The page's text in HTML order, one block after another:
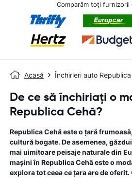
Comparăm toți furnizorii
Acasă Închirieri auto Republica
De ce să închiriați o
Republica Cehă?
Republica Cehă este o țară
cultură bogate. De asemenea,
mai uimitoare peisaje naturale din
mașini în Republica Cehă este o
explora tot ceea ce țara are de